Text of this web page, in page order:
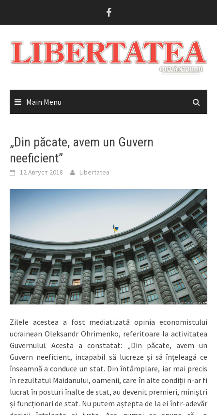
Main Menu
„Din păcate, avem un Guvern
neeficient”
12 Август 2018 Libertatea
Zilele acestea a fost mediatizată opinia economistului
ucrainean Oleksandr Ohrimenko, referitoare la activitatea
Guvernului. Acesta a constatat: „Din păcate, avem un
Guvern neeficient, incapabil să lucreze și să înțeleagă ce
înseamnă a conduce un stat. Din întâmplare, iar mai precis
în rezultatul Maidanului, oamenii, care în alte condiții n-ar fi
lucrat în posturi înalte de stat, au devenit premieri, miniștri
și funcționari de stat. Nu putem aștepta de la ei într-adevăr